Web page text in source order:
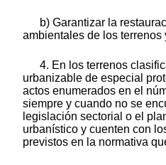
b) Garantizar la
ambientales de los terrenos
4. En los terrenos
urbanizable de especial
actos enumerados en el
siempre y cuando no se
legislación sectorial o el
urbanístico y cuenten con
previstos en la normativa